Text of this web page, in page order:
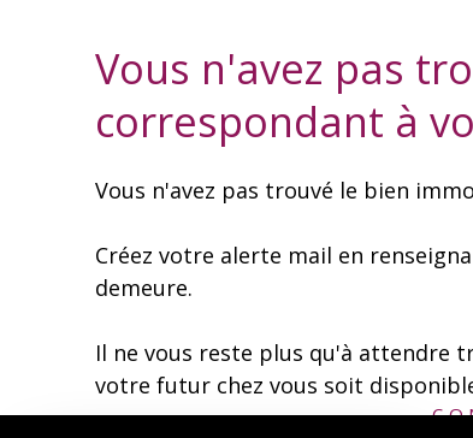
Vous n'avez pas
correspondant à
Vous n'avez pas trouvé le bien
Créez votre alerte mail en
demeure.
Il ne vous reste plus qu'à attendre
votre futur chez vous soit